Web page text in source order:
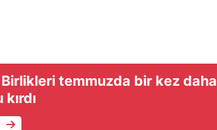
Birlikleri temmuzda bir kez daha